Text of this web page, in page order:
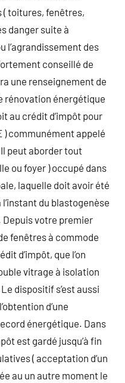
( toitures, fenêtres,
danger suite à
l’agrandissement des
conseillé de
une renseignement de
rénovation énergétique
au crédit d’impôt pour
) communément appelé
peut aborder tout
ou foyer ) occupé dans
laquelle doit avoir été
du blastogenèse
votre premier
fenêtres à commode
d’impôt, que l’on
vitrage à isolation
dispositif s’est aussi
d’une
énergétique. Dans
est gardé jusqu’à fin
( acceptation d’un
au un autre moment le